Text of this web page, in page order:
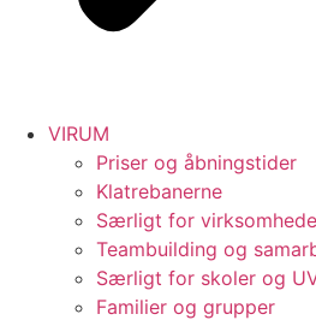
VIRUM
Priser og åbningstider
Klatrebanerne
Særligt for
Teambuilding og
Særligt for skoler og
Familier og grupper